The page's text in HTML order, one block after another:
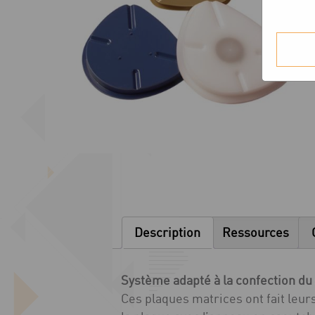
Description Ressources
Système adapté à la confection
Ces plaques matrices ont fait